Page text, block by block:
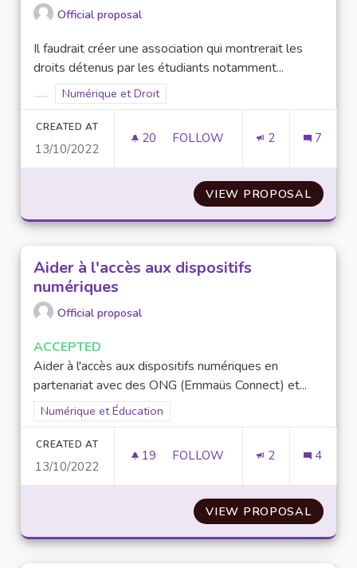
Official proposal
Il faudrait créer une association qui montrerait les
droits détenus par les étudiants notamment...
Filter results for category:
Filter results for scope: Numérique et Droit
Numérique et Droit
CREATED AT
13/10/2022
20 20 FOLLOWERS
FOLLOW 2 7
VIEW PROPOSAL
Aider à l'accès aux dispositifs
numériques
Official proposal
ACCEPTED
Aider à l'accès aux dispositifs numériques en
partenariat avec des ONG (Emmaüs Connect) et...
Filter results for scope: Numérique et Éducation
Numérique et Éducation
CREATED AT
13/10/2022
19 19 FOLLOWERS
FOLLOW 2 4
VIEW PROPOSALAIDER